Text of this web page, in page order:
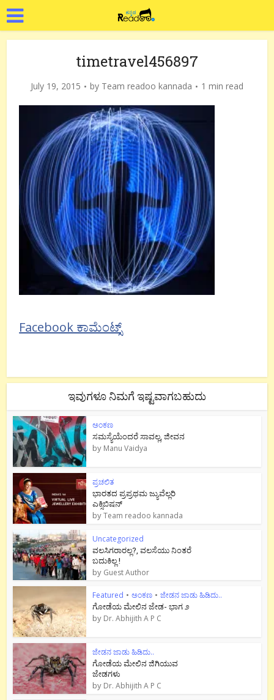
timetravel456897
July 19, 2015 by Team readoo kannada 1 min read
Facebook ಕಾಮೆಂಟ್ಸ್
ಇವುಗಳೂ ನಿಮಗೆ ಇಷ್ಟವಾಗಬಹುದು
ಅಂಕಣ
ಸಮಸ್ಯೆಯೆಂದರೆ ಸಾವಲ್ಲ, ಜೀವನ
by Manu Vaidya
ಪ್ರಚಲಿತ
ಭಾರತದ ಪ್ರಪ್ರಥಮ ಜ್ಯುವೆಲ್ಲರಿ
ಎಕ್ಸಿಬಿಷನ್
byTeam readoo kannada
Uncategorized
ವಲಸಿಗರಾರಲ್ಲ?, ವಲಸೆಯು ನಿಂತರೆ
ಬದುಕಿಲ್ಲ !
by Guest Author
Featured • ಅಂಕಣ • ಜೇಡನ ಜಾಡು ಹಿಡಿದು..
ಗೋಡೆಯ ಮೇಲಿನ ಜೇಡ- ಭಾಗ ೨
by Dr. Abhijith A P C
ಜೇಡನ ಜಾಡು ಹಿಡಿದು..
ಗೋಡೆಯ ಮೇಲಿನ ಜಿಗಿಯುವ
ಜೇಡಗಳು
by Dr. Abhijith A P C